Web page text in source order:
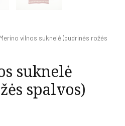
vilnos suknelė (pudrinės rožės
suknelė
spalvos)